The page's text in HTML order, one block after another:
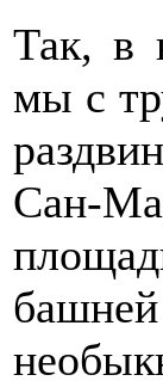
Так, в
мы с
Сан-